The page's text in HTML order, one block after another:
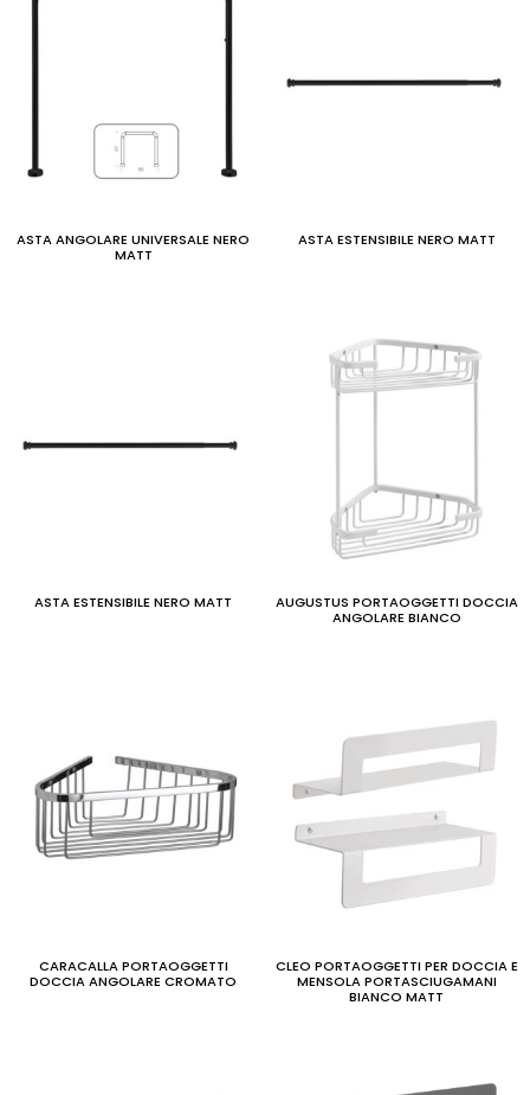
ASTA ANGOLARE UNIVERSALE NERO
MATT
ASTA ESTENSIBILE NERO MATT
ASTA ESTENSIBILE NERO MATT
AUGUSTUS PORTAOGGETTI DOCCIA
ANGOLARE BIANCO
CARACALLA PORTAOGGETTI
DOCCIA ANGOLARE CROMATO
CLEO PORTAOGGETTI PER DOCCIA E
MENSOLA PORTASCIUGAMANI
BIANCO MATT